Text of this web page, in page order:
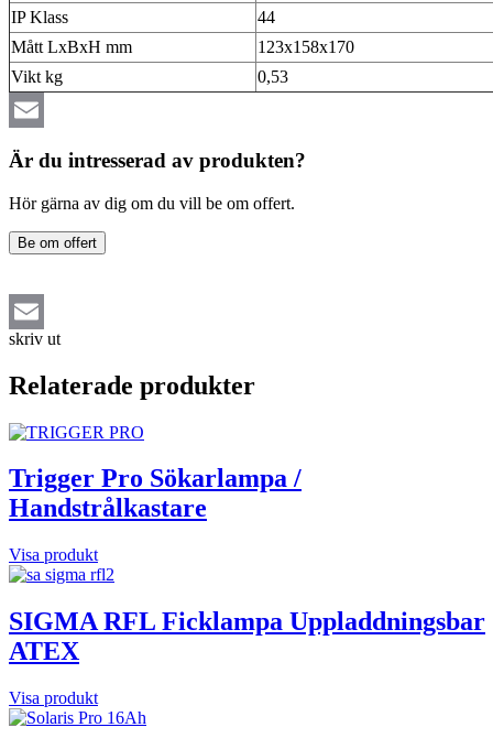
IP Klass
44
Mått LxBxH mm
123x158x170
Vikt kg
0,53
Email
Är du intresserad av produkten?
Hör gärna av dig om du vill be om offert.
Be om offert
Email
skriv ut
Relaterade produkter
Trigger Pro Sökarlampa /
Handstrålkastare
Visa produkt
SIGMA RFL Ficklampa Uppladdningsbar
ATEX
Visa produkt